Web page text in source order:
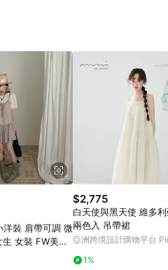
點數」機制(特殊活動時開放「回饋無
、價位、贈品與東森購物ETMall銷售網
以內至LINE購物客服洽詢；若超過180
或不適用於無回饋商品。各點數紅包之
洋裝 肩帶可調 微
女裝 FW美衣
$2,775
白天使與黑天使 維多
兩色入 吊帶裙
亞洲跨境設計購物平台
1%